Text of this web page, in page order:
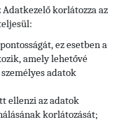
korlátozza az
ez esetben a
amely lehetővé
adatok
ellenzi az adatok
korlátozását;